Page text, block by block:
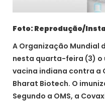
Foto: Reprodução/
A Organização Mundial
nesta quarta-feira (3) o
vacina indiana contra a
Bharat Biotech. O
Segundo a OMS, a